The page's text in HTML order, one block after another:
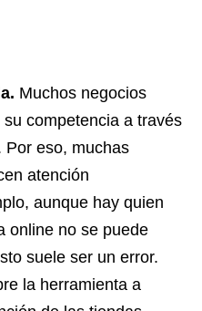
Muchos negocios
competencia a través
Por eso, muchas
atención
aunque hay quien
online no se puede
suele ser un error.
la herramienta a